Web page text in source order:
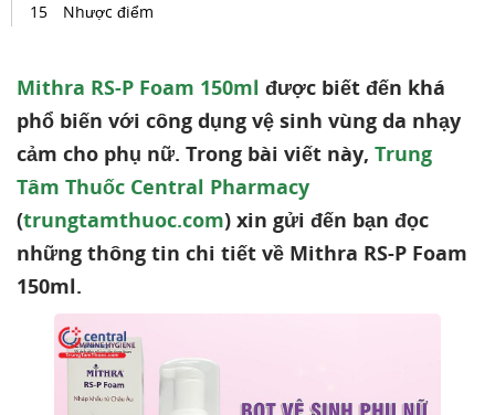
Nhược điểm
Mithra RS-P Foam 150ml được biết đến khá
phổ biến với công dụng vệ sinh vùng da nhạy
cảm cho phụ nữ. Trong bài viết này, Trung
Tâm Thuốc Central Pharmacy
(trungtamthuoc.com) xin gửi đến bạn đọc
những thông tin chi tiết về Mithra RS-P Foam
150ml.